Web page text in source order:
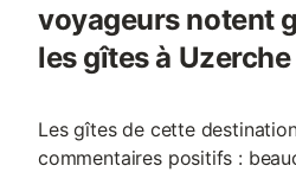
voyageurs notent
les gîtes à Uzerche
Les gîtes de cette
commentaires positifs :